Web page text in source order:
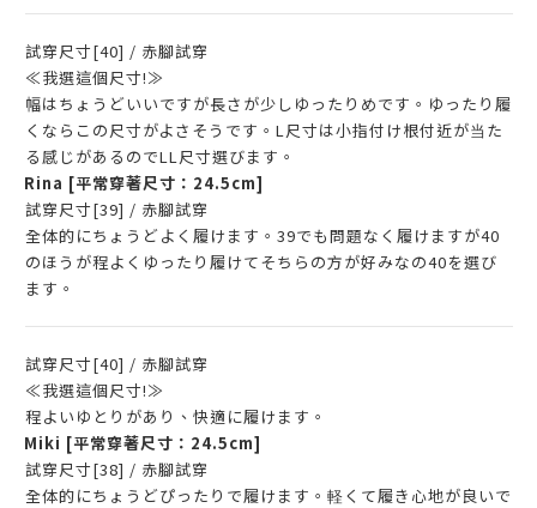
試穿尺寸[40] / 赤腳試穿
≪我選這個尺寸!≫
幅はちょうどいいですが長さが少しゆったりめです。ゆったり履
くならこの尺寸がよさそうです。L尺寸は小指付け根付近が当た
る感じがあるのでLL尺寸選びます。
Rina [平常穿著尺寸：24.5cm]
試穿尺寸[39] / 赤腳試穿
全体的にちょうどよく履けます。39でも問題なく履けますが40
のほうが程よくゆったり履けてそちらの方が好みなの40を選び
ます。
試穿尺寸[40] / 赤腳試穿
≪我選這個尺寸!≫
程よいゆとりがあり、快適に履けます。
Miki [平常穿著尺寸：24.5cm]
試穿尺寸[38] / 赤腳試穿
全体的にちょうどぴったりで履けます。軽くて履き心地が良いで